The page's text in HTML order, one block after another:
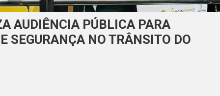
AUDIÊNCIA PÚBLICA PARA
SEGURANÇA NO TRÂNSITO DO